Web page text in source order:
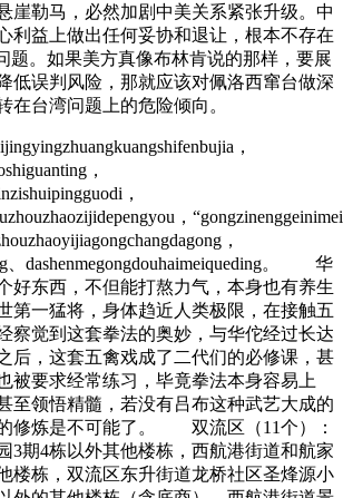
崖勒马，必然加剧中美关系紧张升级。中
利益上做出任何妥协和退让，根本不存在
题。如果美方真像布林肯说的那样，要展
低误判风险，那就应该对佩洛西窜台做深
在台湾问题上的危险倾向。
，
，
，
，
，
、dashenmegongdouhaimeiqueding。 华
好东西，不但能打熬力气，本身也有养生
第一猛将，身体趋近人类极限，在接触五
察觉到这套拳法的奥妙，与华佗经过长达
后，这套五禽戏成了二代们的必修课，甚
被要求经常练习，毕竟拳法本身容易上
至领悟精髓，若没有吕布这种武艺大成的
修炼是不可能了。 双流区（11个）：
3期4栋以外其他楼栋，西航港街道和航家
楼栋，双流区东升街道龙桥社区圣烽源小